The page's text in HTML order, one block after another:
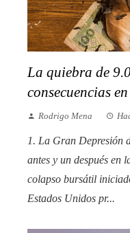
La quiebra de
consecuencias
Rodrigo Mena
1. La Gran Depresión
antes y un después
colapso bursátil
Estados Unidos pr...